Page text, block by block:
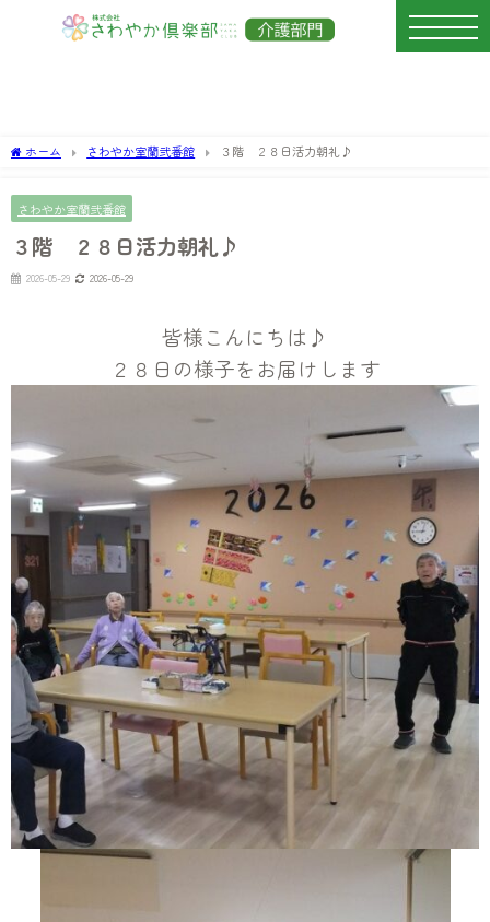
ホーム さわやか室蘭弐番館 ３階 ２８日活力朝礼♪
さわやか室蘭弐番館
３階 ２８日活力朝礼♪
2026-05-29 2026-05-29
皆様こんにちは♪
２８日の様子をお届けします